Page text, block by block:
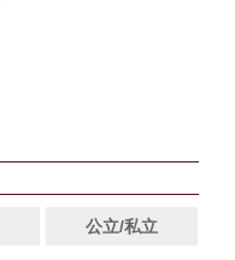
公立/私立